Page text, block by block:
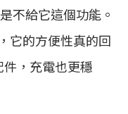
不給它這個功能。
它的方便性真的回
，充電也更穩